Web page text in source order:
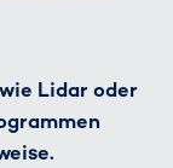
Lidar oder